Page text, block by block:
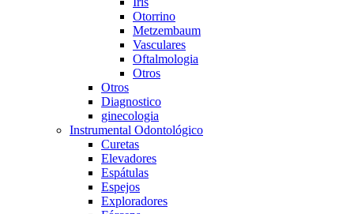
Otorrino
Metzembaum
Vasculares
Oftalmologia
Otros
Otros
Diagnostico
ginecologia
Instrumental Odontológico
Curetas
Elevadores
Espátulas
Espejos
Exploradores